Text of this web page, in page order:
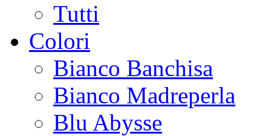
Tutti
Colori
Bianco Banchisa
Bianco Madreperla
Blu Abysse